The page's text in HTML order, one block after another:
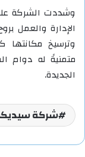
وشددت الشركة
الإدارة والعمل
وترسيخ مكانتها
متمنيةً له دوام
الجديدة.
شركة